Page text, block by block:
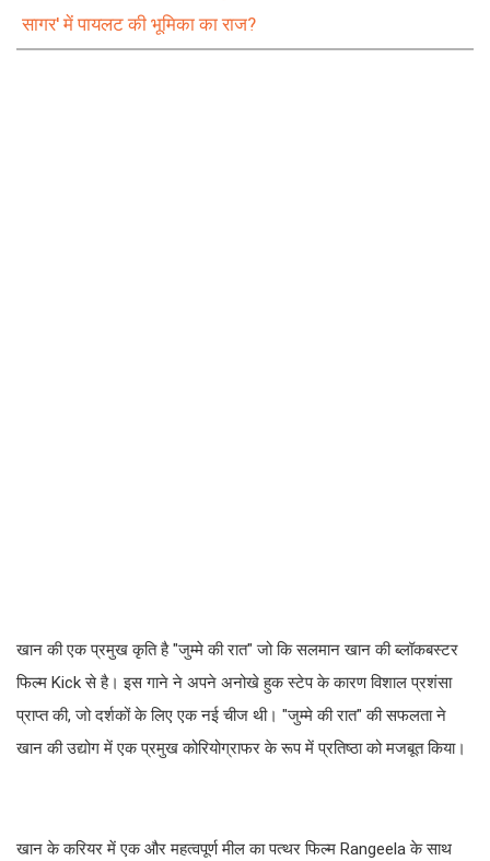
सागर' में पायलट की भूमिका का राज?
खान की एक प्रमुख कृति है "जुम्मे की रात" जो कि सलमान खान की ब्लॉकबस्टर
फिल्म Kick से है। इस गाने ने अपने अनोखे हुक स्टेप के कारण विशाल प्रशंसा
प्राप्त की, जो दर्शकों के लिए एक नई चीज थी। "जुम्मे की रात" की सफलता ने
खान की उद्योग में एक प्रमुख कोरियोग्राफर के रूप में प्रतिष्ठा को मजबूत किया।
खान के करियर में एक और महत्वपूर्ण मील का पत्थर फिल्म Rangeela के साथ